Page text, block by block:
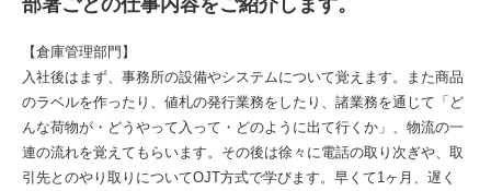
部署ごとの仕事内容をご紹介します。
【倉庫管理部門】
入社後はまず、事務所の設備やシステムについて覚えます。また商品
のラベルを作ったり、値札の発行業務をしたり、諸業務を通じて「ど
んな荷物が・どうやって入って・どのように出て行くか」、物流の一
連の流れを覚えてもらいます。その後は徐々に電話の取り次ぎや、取
引先とのやり取りについてOJT方式で学びます。早くて1ヶ月、遅く